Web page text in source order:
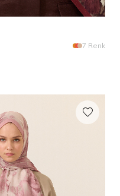
7 Renk